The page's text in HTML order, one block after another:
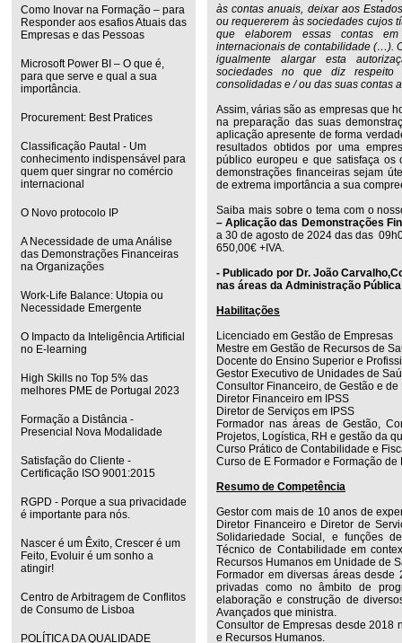
Como Inovar na Formação – para
Responder aos esafios Atuais das
Empresas e das Pessoas
Microsoft Power BI – O que é,
para que serve e qual a sua
importância.
Procurement: Best Pratices
Classificação Pautal - Um
conhecimento indispensável para
quem quer singrar no comércio
internacional
O Novo protocolo IP
A Necessidade de uma Análise
das Demonstrações Financeiras
na Organizações
Work-Life Balance: Utopia ou
Necessidade Emergente
O Impacto da Inteligência Artificial
no E-learning
High Skills no Top 5% das
melhores PME de Portugal 2023
Formação a Distância -
Presencial Nova Modalidade
Satisfação do Cliente -
Certificação ISO 9001:2015
RGPD - Porque a sua privacidade
é importante para nós.
Nascer é um Êxito, Crescer é um
Feito, Evoluir é um sonho a
atingir!
Centro de Arbitragem de Conflitos
de Consumo de Lisboa
POLÍTICA DA QUALIDADE
às contas anuais, deixar aos
ou requererem às sociedades cujos
que elaborem essas contas
internacionais de contabilidade (…).
igualmente alargar esta
sociedades no que diz
consolidadas e / ou das suas contas
Assim, várias são as empresas que
na preparação das suas
aplicação apresente de forma
resultados obtidos por uma
público europeu e que satisfaça
demonstrações financeiras sejam
de extrema importância a sua
Saiba mais sobre o tema com o
– Aplicação das Demonstrações
a 30 de agosto de 2024 das das
650,00€ +IVA.
- Publicado por Dr. João
nas áreas da Administração
Habilitações
Licenciado em Gestão de Empresas
Mestre em Gestão de Recursos de
Docente do Ensino Superior e
Gestor Executivo de Unidades de
Consultor Financeiro, de Gestão e de
Diretor Financeiro em IPSS
Diretor de Serviços em IPSS
Formador nas áreas de Gestão,
Projetos, Logística, RH e gestão da
Curso Prático de Contabilidade e
Curso de E Formador e Formação de
Resumo de Competência
Gestor com mais de 10 anos de
Diretor Financeiro e Diretor de
Solidariedade Social, e funções
Técnico de Contabilidade em
Recursos Humanos em Unidade de
Formador em diversas áreas
privadas como no âmbito de
elaboração e construção de
Avançados que ministra.
Consultor de Empresas desde 2018
e Recursos Humanos.